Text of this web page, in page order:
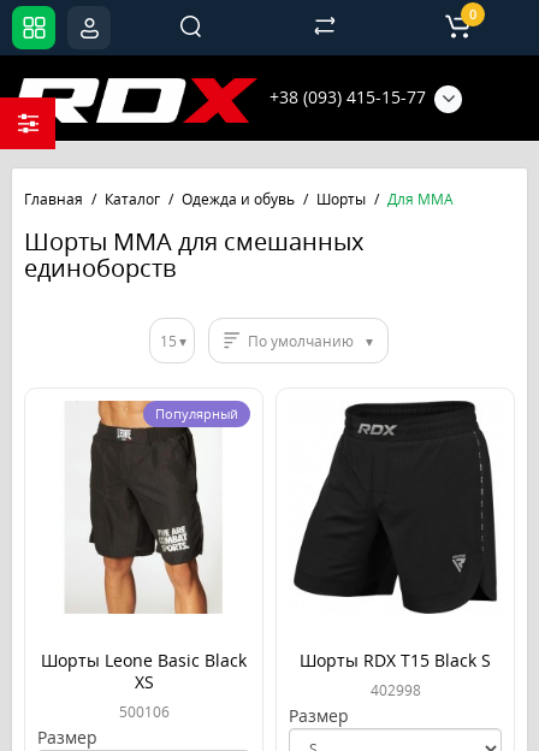
+38 (093) 415-15-77
0
Главная Каталог Одежда и обувь Шорты Для ММА
Шорты ММА для смешанных
единоборств
15 По умолчанию
Популярный
Шорты Leone Basic Black
XS
500106
Размер
Шорты RDX T15 Black S
402998
Размер